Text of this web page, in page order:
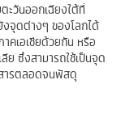
ะวันออกเฉียงใต้ที่
งจุดต่างๆ ของโลกได้
าคเอเชียด้วยกัน หรือ
ย ซึ่งสามารถใช้เป็นจุด
ารตลอดจนพัสดุ